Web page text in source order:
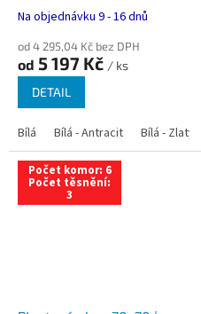
Na objednávku 9 - 16 dnů
od 4 295,04 Kč bez DPH
od 5 197 Kč / ks
DETAIL
Bílá Bílá - Antracit Bílá - Zlatý
Počet komor: 6
Počet těsnění:
3